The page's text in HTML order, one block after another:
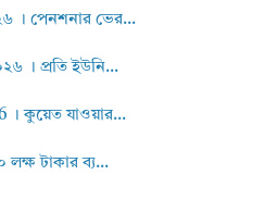
। পেনশনার ভের...
। প্রতি ইউনি...
। কুয়েত যাওয়ার...
টাকার ব্য...